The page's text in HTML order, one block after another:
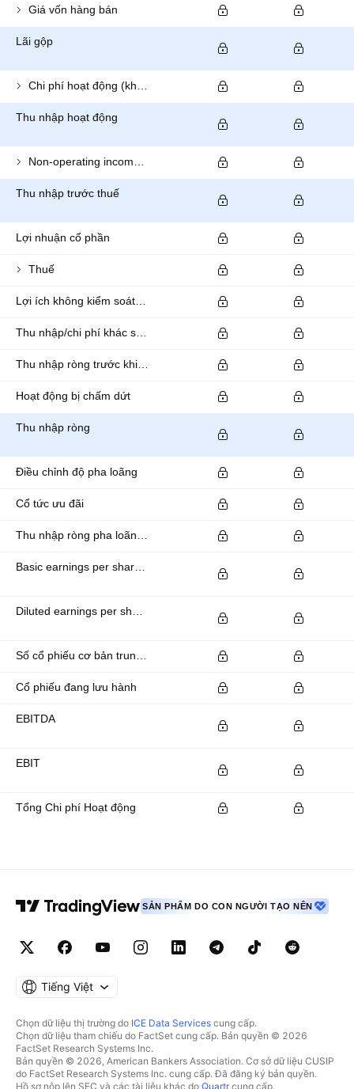
Giá vốn hàng bán
Lãi gộp
Thu nhập hoạt động
Thu nhập trước thuế
Lợi nhuận cổ phần
Thuế
Hoạt động bị chấm dứt
Thu nhập ròng
Điều chỉnh độ pha loãng
Cổ tức ưu đãi
Cổ phiếu đang lưu hành
EBITDA
EBIT
Tổng Chi phí Hoạt động
SẢN PHẨM DO CON NGƯỜI TẠO NÊN
Tiếng Việt
Chọn dữ liệu thị trường do ICE Data Services cung cấp.
Chọn dữ liệu tham chiếu do FactSet cung cấp. Bản quyền © 2026
FactSet Research Systems Inc.
Bản quyền © 2026, American Bankers Association. Cơ sở dữ liệu CUSIP
do FactSet Research Systems Inc. cung cấp. Đã đăng ký bản quyền.
Hồ sơ nộp lên SEC và các tài liệu khác do Quartrcung cấp.